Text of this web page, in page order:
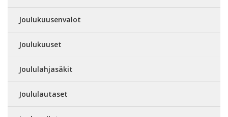
Joulukuusenvalot
Joulukuuset
Joululahjasäkit
Joululautaset